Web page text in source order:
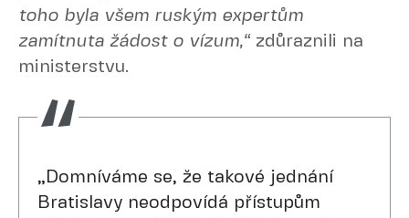
toho byla všem ruským expertům
zamítnuta žádost o vízum,“ zdůraznili na
ministerstvu.
„Domníváme se, že takové jednání
Bratislavy neodpovídá přístupům